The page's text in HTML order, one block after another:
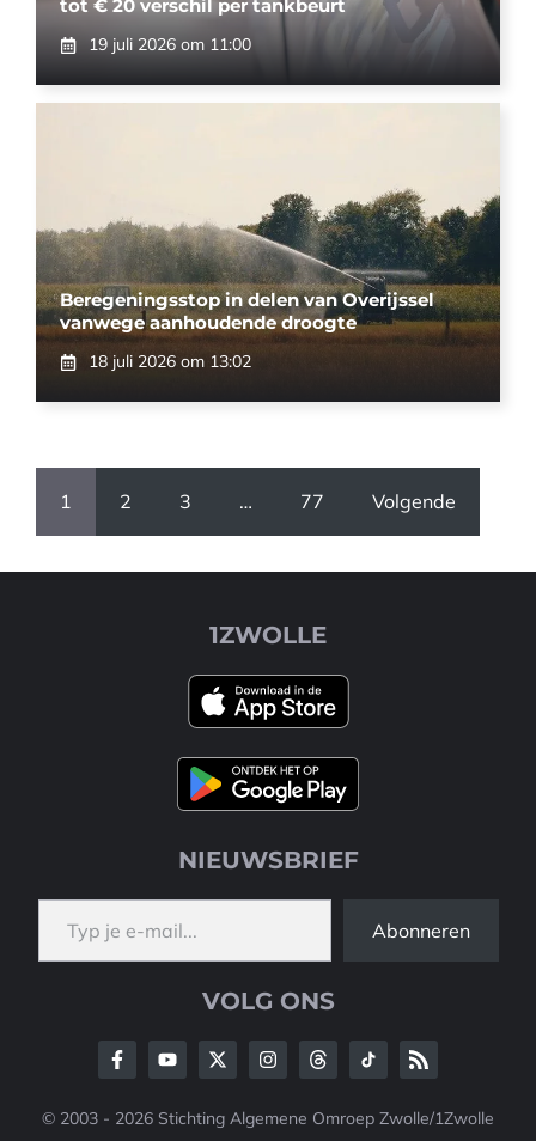
tot € 20 verschil per tankbeurt
19 juli 2026 om 11:00
Beregeningsstop in delen van Overijssel
vanwege aanhoudende droogte
18 juli 2026 om 13:02
1 2 3 … 77 Volgende
1ZWOLLE
NIEUWSBRIEF
Typ je e-mail...
Abonneren
VOLG ONS
© 2003 - 2026 Stichting Algemene Omroep Zwolle/1Zwolle